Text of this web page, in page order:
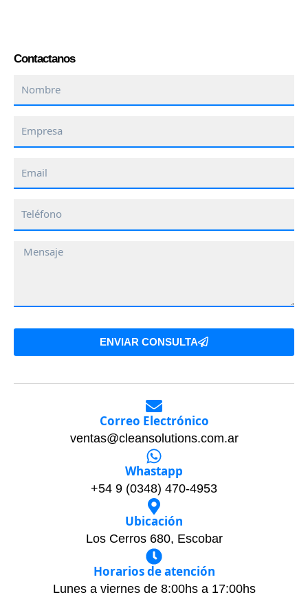
Contactanos
Nombre
Empresa
Teléfono
Mensaje
ENVIAR CONSULTA
Correo Electrónico
ventas@cleansolutions.com.ar
Whastapp
+54 9 (0348) 470-4953
Ubicación
Los Cerros 680, Escobar
Horarios de atención
Lunes a viernes de 8:00hs a 17:00hs